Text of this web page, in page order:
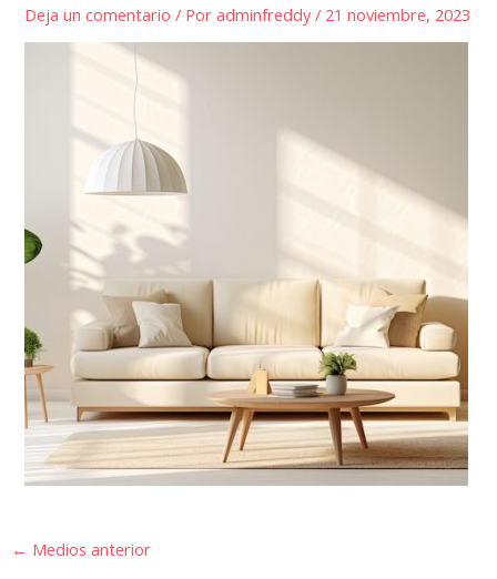
Deja un comentario / Poradminfreddy/ 21 noviembre, 2023
← Medios anterior